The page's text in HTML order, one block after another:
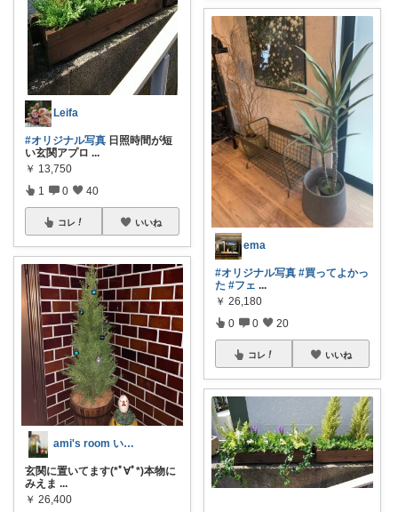
Leifa
#オリジナル写真 日照時間が短
い玄関アプロ ...
￥ 13,750
1 0 40
コレ いいね
ami's room いいね感謝です♥️
玄関に置いてます(*ﾟ∀ﾟ*)本物に
みえま ...
￥ 26,400
ema
#オリジナル写真 #買ってよかっ
た #フェ ...
￥ 26,180
0 0 20
コレ いいね